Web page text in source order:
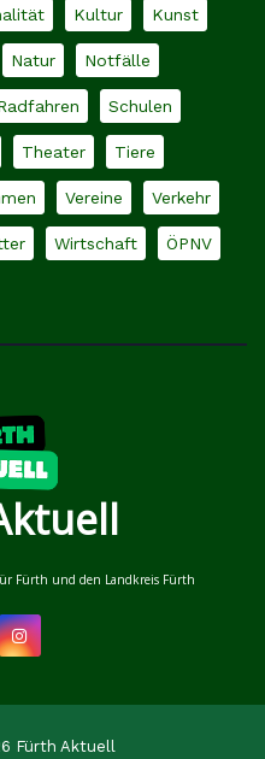
Kultur Kunst
Natur Notfälle
Schulen
Theater Tiere
Vereine Verkehr
Wirtschaft ÖPNV
Fürth und den Landkreis Fürth
Fürth Aktuell